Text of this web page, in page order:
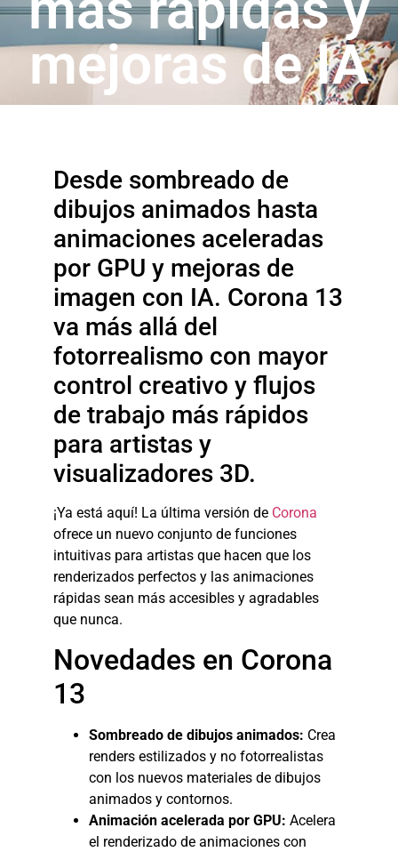
mejoras de IA
Desde sombreado de
dibujos animados hasta
animaciones aceleradas
por GPU y mejoras de
imagen con IA. Corona 13
va más allá del
fotorrealismo con mayor
control creativo y flujos
de trabajo más rápidos
para artistas y
visualizadores 3D.
¡Ya está aquí! La última versión de Corona
ofrece un nuevo conjunto de funciones
intuitivas para artistas que hacen que los
renderizados perfectos y las animaciones
rápidas sean más accesibles y agradables
que nunca.
Novedades en Corona
13
Sombreado de dibujos animados: Crea
renders estilizados y no fotorrealistas
con los nuevos materiales de dibujos
animados y contornos.
Animación acelerada por GPU: Acelera
el renderizado de animaciones con